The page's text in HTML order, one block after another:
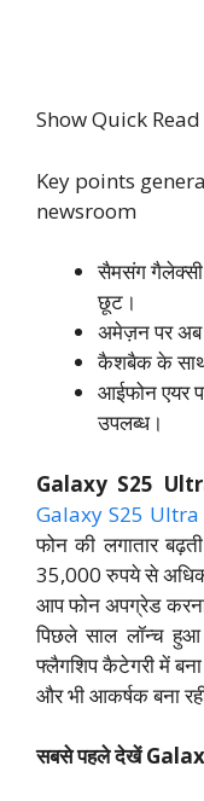
Show Quick Read
Key points
newsroom
सैमसंग
छूट।
अमेज़न पर अब
कैशबैक के
आईफोन एयर
उपलब्ध।
Galaxy S25
Galaxy S25 Ultra
फोन की लगातार
35,000 रुपये से
आप फोन अपग्रेड
पिछले साल लॉन्च
फ्लैगशिप कैटेगरी में
और भी आकर्षक बना
सबसे पहले देखें